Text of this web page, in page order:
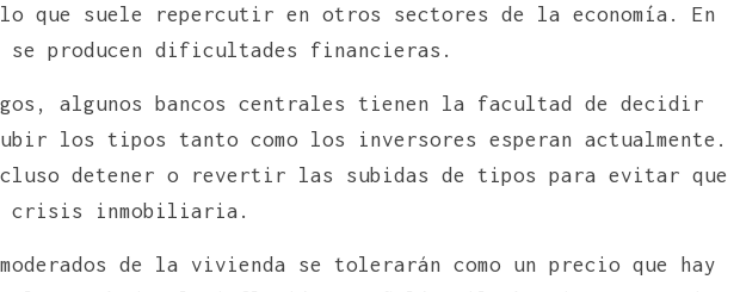
que suele repercutir en otros sectores de la economía. En
se producen dificultades financieras.
algunos bancos centrales tienen la facultad de decidir
los tipos tanto como los inversores esperan actualmente.
detener o revertir las subidas de tipos para evitar que
crisis inmobiliaria.
moderados de la vivienda se tolerarán como un precio que hay